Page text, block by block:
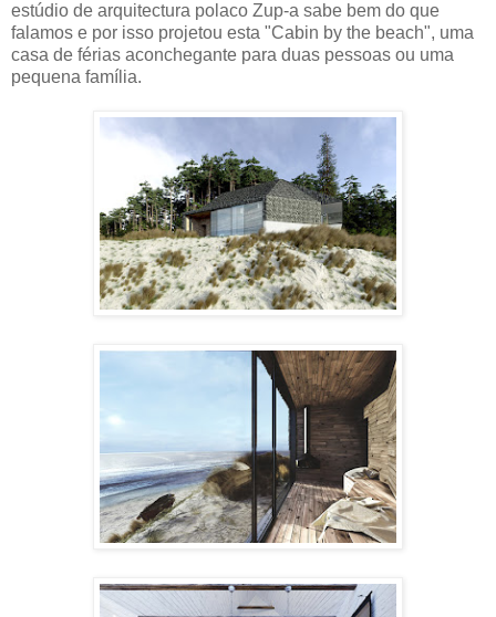
estúdio de arquitectura polaco Zup-a sabe bem do que
falamos e por isso projetou esta "Cabin by the beach", uma
casa de férias aconchegante para duas pessoas ou uma
pequena família.